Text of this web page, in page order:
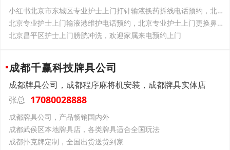
小红书北京市东城区专业护士上门打针输液换药拆线电话预约，北京市医院在职正规护士上门护理服务预约电话
北京专业护士上门输液港维护电话预约，北京专业护士上门更换鼻饲管胃管电话预约，北京专业护士上门更换尿管电话预约
北京昌平区护士上门膀胱冲洗，欢迎家属来电预约上门
成都千赢科技牌具公司
成都牌具公司，成都程序麻将机安装，成都牌具实体店
张总 17080028888
成都牌具公司，产品畅销国内外
成都武侯区本地牌具店，各类牌具适合全国玩法
成都扑克牌定制，全国出货送货到家